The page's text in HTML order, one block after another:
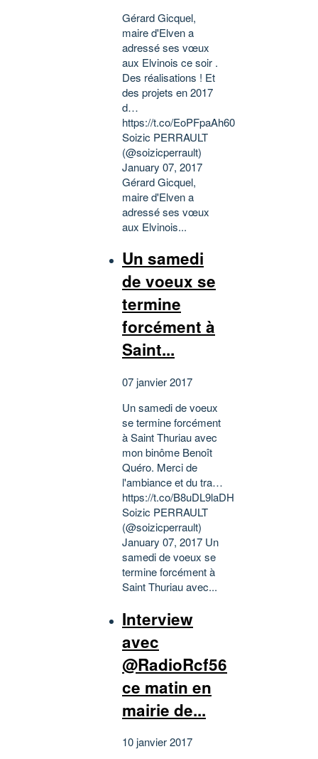
Gérard Gicquel,
maire d'Elven a
adressé ses vœux
aux Elvinois ce soir .
Des réalisations ! Et
des projets en 2017
d…
https://t.co/EoPFpaAh60
Soizic PERRAULT
(@soizicperrault)
January 07, 2017
Gérard Gicquel,
maire d'Elven a
adressé ses vœux
aux Elvinois...
Un samedi
de voeux se
termine
forcément à
Saint...
07 janvier 2017
Un samedi de voeux
se termine forcément
à Saint Thuriau avec
mon binôme Benoît
Quéro. Merci de
l'ambiance et du tra…
https://t.co/B8uDL9laDH
Soizic PERRAULT
(@soizicperrault)
January 07, 2017 Un
samedi de voeux se
termine forcément à
Saint Thuriau avec...
Interview
avec
@RadioRcf56
ce matin en
mairie de...
10 janvier 2017